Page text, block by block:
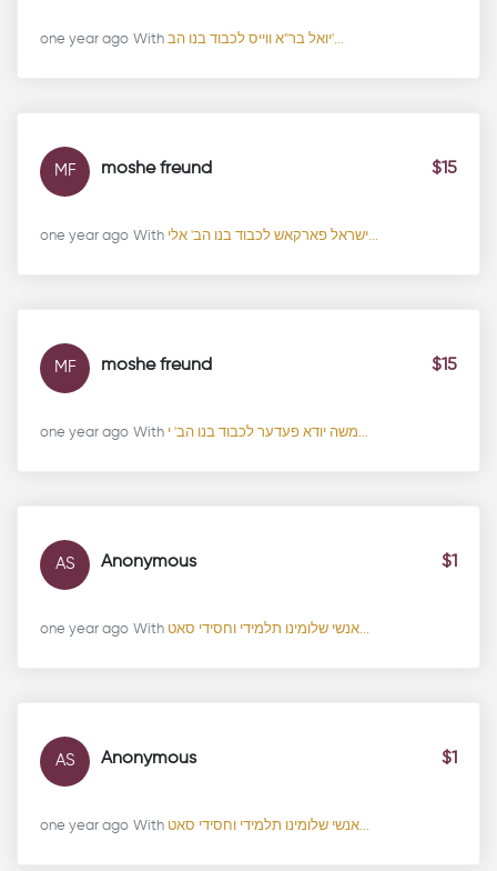
one year ago With יואל בר"א ווייס לכבוד בנו הב'...
MF moshe freund $15
one year ago With ישראל פארקאש לכבוד בנו הב' אלי...
MF moshe freund $15
one year ago With משה יודא פעדער לכבוד בנו הב' י...
AS Anonymous $1
one year ago With אנשי שלומינו תלמידי וחסידי סאט...
AS Anonymous $1
one year ago With אנשי שלומינו תלמידי וחסידי סאט...